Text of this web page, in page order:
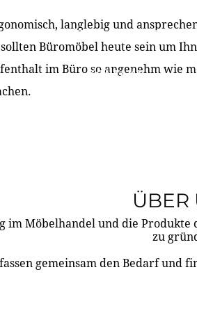
ÜBER UNS
KONTAKT
langlebig und
sollten Büromöbel heute sein um
im Büro so angenehm wie
ÜBER
im Möbelhandel und die
zu
gemeinsam den Bedarf und